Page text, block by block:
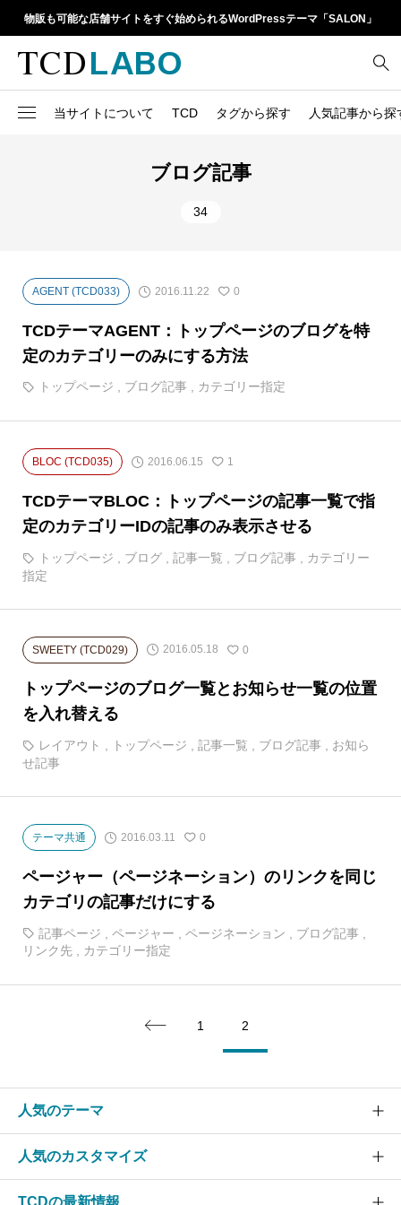
物販も可能な店舗サイトをすぐ始められるWordPressテーマ「SALON」
当サイトについて TCD タグから探す 人気記事から探
13
h1
meta description 21
meta title 39
ラグイン
Welcart
よくあるご質問
ブログ記事
34
AGENT (TCD033) 2016.11.22 0
TCDテーマAGENT：トップページのブログを特
定のカテゴリーのみにする方法
トップページ , ブログ記事 , カテゴリー指定
BLOC (TCD035) 2016.06.15 1
TCDテーマBLOC：トップページの記事一覧で指
定のカテゴリーIDの記事のみ表示させる
トップページ ブログ 記事一覧 ブログ記事
カテゴリー
指定
SWEETY (TCD029) 2016.05.18 0
トップページのブログ一覧とお知らせ一覧の位置
を入れ替える
レイアウト , トップページ , 記事一覧 , ブログ記事 , お知ら
せ記事
テーマ共通 2016.03.11 0
ページャー（ページネーション）のリンクを同じ
カテゴリの記事だけにする
記事ページ ページャー ページネーション ブログ記事
リンク先 , カテゴリー指定
 1 2
人気のテーマ
SOLARIS
人気のカスタマイズ
TCDの最新情報